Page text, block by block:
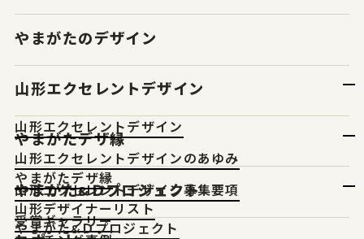
やまがたのデザイン
山形エクセレントデザイン
山形エクセレントデザイン
山形エクセレントデザインのあゆみ
山形エクセレントデザイン募集要項
受賞ギャラリー
やまがたデザ縁
やまがたデザ縁
山形デザイナーリスト
やまがた&Ｄプロジェクト
やまがた&Ｄプロジェクト